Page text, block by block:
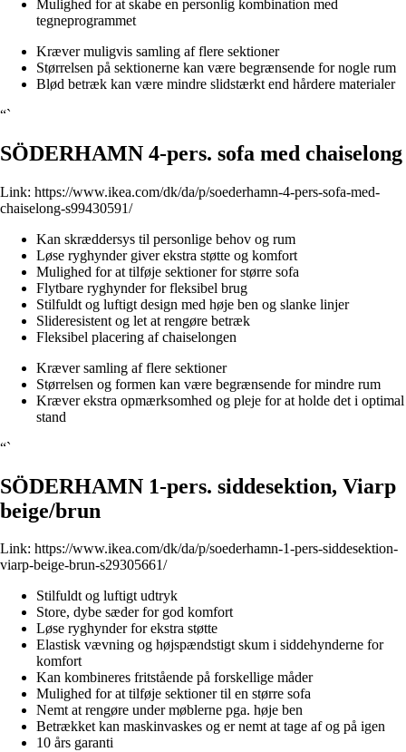
Mulighed for at skabe en personlig kombination med
tegneprogrammet
Kræver muligvis samling af flere sektioner
Størrelsen på sektionerne kan være begrænsende for nogle rum
Blød betræk kan være mindre slidstærkt end hårdere materialer
“`
SÖDERHAMN 4-pers. sofa med chaiselong
Link: https://www.ikea.com/dk/da/p/soederhamn-4-pers-sofa-med-
chaiselong-s99430591/
Kan skræddersys til personlige behov og rum
Løse ryghynder giver ekstra støtte og komfort
Mulighed for at tilføje sektioner for større sofa
Flytbare ryghynder for fleksibel brug
Stilfuldt og luftigt design med høje ben og slanke linjer
Slideresistent og let at rengøre betræk
Fleksibel placering af chaiselongen
Kræver samling af flere sektioner
Størrelsen og formen kan være begrænsende for mindre rum
Kræver ekstra opmærksomhed og pleje for at holde det i optimal
stand
“`
SÖDERHAMN 1-pers. siddesektion, Viarp
beige/brun
Link: https://www.ikea.com/dk/da/p/soederhamn-1-pers-siddesektion-
viarp-beige-brun-s29305661/
Stilfuldt og luftigt udtryk
Store, dybe sæder for god komfort
Løse ryghynder for ekstra støtte
Elastisk vævning og højspændstigt skum i siddehynderne for
komfort
Kan kombineres fritstående på forskellige måder
Mulighed for at tilføje sektioner til en større sofa
Nemt at rengøre under møblerne pga. høje ben
Betrækket kan maskinvaskes og er nemt at tage af og på igen
10 års garanti